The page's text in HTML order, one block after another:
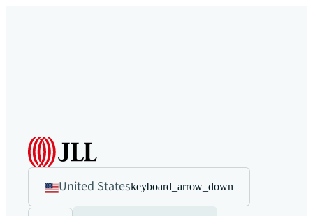
United Stateskeyboard_arrow_down